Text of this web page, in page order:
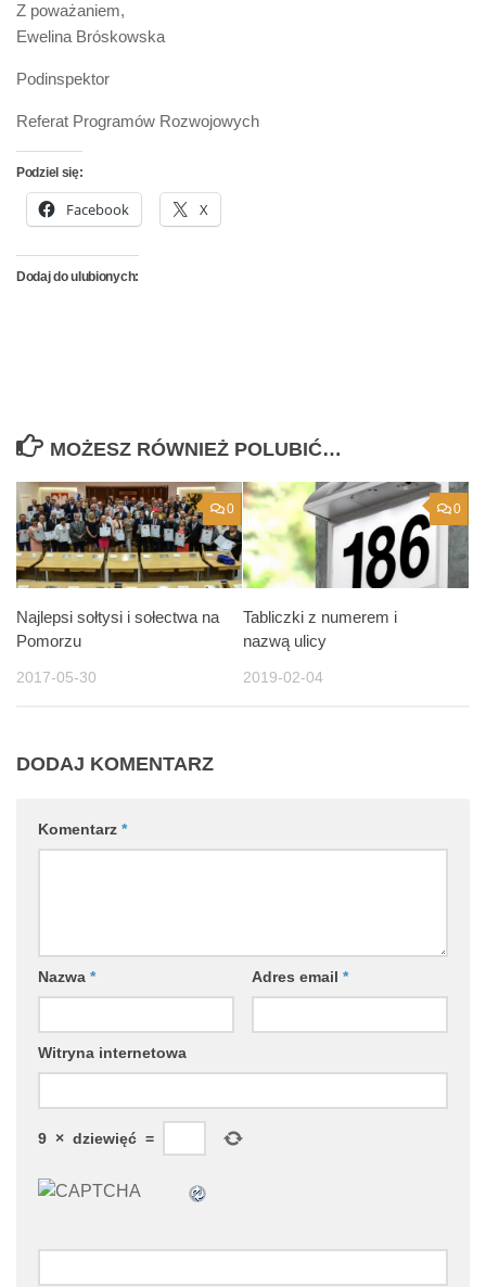
Z poważaniem,
Ewelina Bróskowska
Podinspektor
Referat Programów Rozwojowych
Podziel się:
Facebook X
Dodaj do ulubionych:
MOŻESZ RÓWNIEŻ POLUBIĆ…
0
Najlepsi sołtysi i sołectwa na
Pomorzu
2017-05-30
0
Tabliczki z numerem i
nazwą ulicy
2019-02-04
DODAJ KOMENTARZ
Komentarz *
Nazwa * Adres email *
Witryna internetowa
9 × dziewięć =